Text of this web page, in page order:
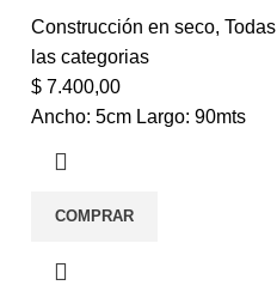
Construcción en seco, Todas
las categorias
$ 7.400,00
Ancho: 5cm Largo: 90mts
COMPRAR